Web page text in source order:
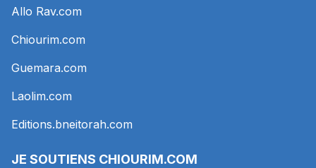
Allo Rav.com
Chiourim.com
Guemara.com
Laolim.com
Editions.bneitorah.com
JE SOUTIENS CHIOURIM.COM